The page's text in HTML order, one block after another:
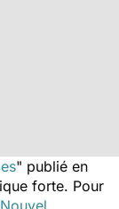
" publié en
forte. Pour